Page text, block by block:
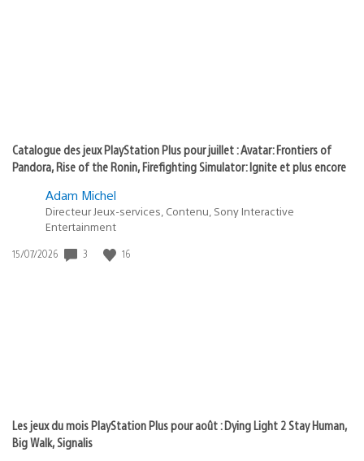
Catalogue des jeux PlayStation Plus pour juillet : Avatar: Frontiers of
Pandora, Rise of the Ronin, Firefighting Simulator: Ignite et plus encore
Adam Michel
Directeur Jeux-services, Contenu, Sony Interactive
Entertainment
Date
15/07/2026 3 16
Les jeux du mois PlayStation Plus pour août : Dying Light 2 Stay Human,
Big Walk, Signalis